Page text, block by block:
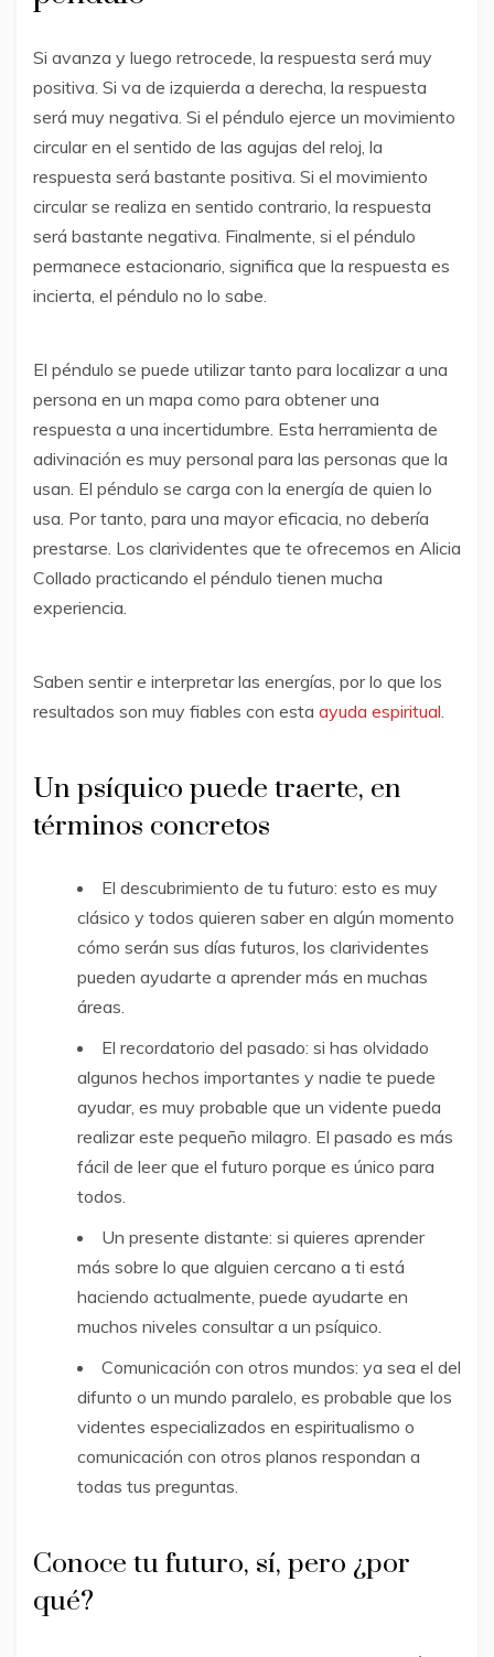
Si avanza y luego retrocede, la respuesta será muy
positiva. Si va de izquierda a derecha, la respuesta
será muy negativa. Si el péndulo ejerce un movimiento
circular en el sentido de las agujas del reloj, la
respuesta será bastante positiva. Si el movimiento
circular se realiza en sentido contrario, la respuesta
será bastante negativa. Finalmente, si el péndulo
permanece estacionario, significa que la respuesta es
incierta, el péndulo no lo sabe.
El péndulo se puede utilizar tanto para localizar a una
persona en un mapa como para obtener una
respuesta a una incertidumbre. Esta herramienta de
adivinación es muy personal para las personas que la
usan. El péndulo se carga con la energía de quien lo
usa. Por tanto, para una mayor eficacia, no debería
prestarse. Los clarividentes que te ofrecemos en Alicia
Collado practicando el péndulo tienen mucha
experiencia.
Saben sentir e interpretar las energías, por lo que los
resultados son muy fiables con esta ayuda espiritual
Un psíquico puede traerte, en
términos concretos
El descubrimiento de tu futuro: esto es muy
clásico y todos quieren saber en algún momento
cómo serán sus días futuros, los clarividentes
pueden ayudarte a aprender más en muchas
áreas.
El recordatorio del pasado: si has olvidado
algunos hechos importantes y nadie te puede
ayudar, es muy probable que un vidente pueda
realizar este pequeño milagro. El pasado es más
fácil de leer que el futuro porque es único para
todos.
Un presente distante: si quieres aprender
más sobre lo que alguien cercano a ti está
haciendo actualmente, puede ayudarte en
muchos niveles consultar a un psíquico.
Comunicación con otros mundos: ya sea el del
difunto o un mundo paralelo, es probable que los
videntes especializados en espiritualismo o
comunicación con otros planos respondan a
todas tus preguntas.
Conoce tu futuro, sí, pero ¿por
qué?